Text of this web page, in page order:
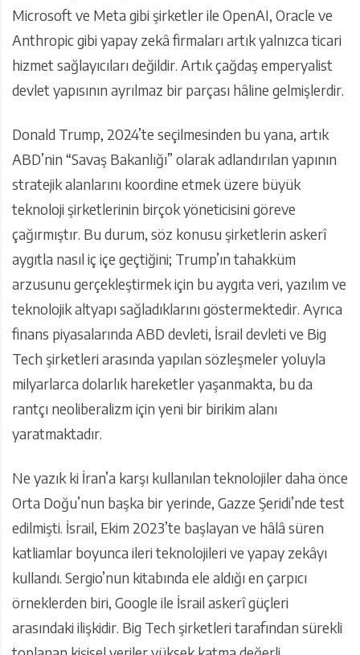
Microsoft ve Meta gibi şirketler ile OpenAI, Oracle ve
Anthropic gibi yapay zekâ firmaları artık yalnızca ticari
hizmet sağlayıcıları değildir. Artık çağdaş emperyalist
devlet yapısının ayrılmaz bir parçası hâline gelmişlerdir.
Donald Trump, 2024’te seçilmesinden bu yana, artık
ABD’nin “Savaş Bakanlığı” olarak adlandırılan yapının
stratejik alanlarını koordine etmek üzere büyük
teknoloji şirketlerinin birçok yöneticisini göreve
çağırmıştır. Bu durum, söz konusu şirketlerin askerî
aygıtla nasıl iç içe geçtiğini; Trump’ın tahakküm
arzusunu gerçekleştirmek için bu aygıta veri, yazılım ve
teknolojik altyapı sağladıklarını göstermektedir. Ayrıca
finans piyasalarında ABD devleti, İsrail devleti ve Big
Tech şirketleri arasında yapılan sözleşmeler yoluyla
milyarlarca dolarlık hareketler yaşanmakta, bu da
rantçı neoliberalizm için yeni bir birikim alanı
yaratmaktadır.
Ne yazık ki İran’a karşı kullanılan teknolojiler daha önce
Orta Doğu’nun başka bir yerinde, Gazze Şeridi’nde test
edilmişti. İsrail, Ekim 2023’te başlayan ve hâlâ süren
katliamlar boyunca ileri teknolojileri ve yapay zekâyı
kullandı. Sergio’nun kitabında ele aldığı en çarpıcı
örneklerden biri, Google ile İsrail askerî güçleri
arasındaki ilişkidir. Big Tech şirketleri tarafından sürekli